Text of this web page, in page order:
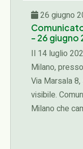
26 giugno
- 26 giugno
Il 14 luglio
Milano,
Via Marsala
visibile.
Milano che